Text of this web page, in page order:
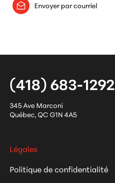
Envoyer par courriel
(418) 683-1292
345 Ave Marconi
Québec,QC G1N 4A5
Légales
Politique de confidentialité